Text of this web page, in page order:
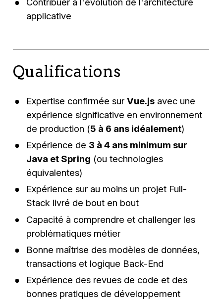
applicative
Qualifications
Expertise confirmée sur Vue.jsavec une
expérience significative en environnement
de production (5 à 6 ans idéalement)
Expérience de 3 à 4 ans minimum sur
Java et Spring (ou technologies
équivalentes)
Expérience sur au moins un projet Full-
Stack livré de bout en bout
Capacité à comprendre et challenger les
problématiques métier
Bonne maîtrise des modèles de données,
transactions et logique Back-End
Expérience des revues de code et des
bonnes pratiques de développement